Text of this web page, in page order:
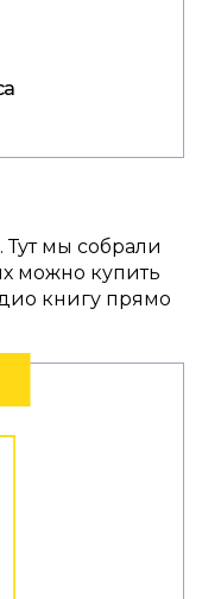
мы собрали
можно купить
книгу прямо